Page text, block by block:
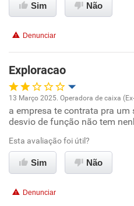
Benefícios
Recomenda esta empresa
Recomenda a diretoria
Sim Não
Denunciar
Exploracao
Oportunidade de promoção
Ambiente de trabalho
Conciliação com a vida familiar
13 Março 2025. Operadora de caixa
a empresa te contrata pra um
desvio de função não tem
Esta avaliação foi útil?
Sim Não
Denunciar